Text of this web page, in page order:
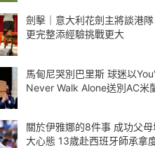
劍擊｜意大利花劍主將談港
更完整添經驗挑戰更大
馬甸尼哭別巴里斯 球迷以
Never Walk Alone送別AC米
關於伊雅娜的8件事 成功父母
大心態 13歲赴西班牙師承拿